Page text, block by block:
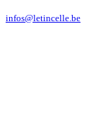
infos@letincelle.be